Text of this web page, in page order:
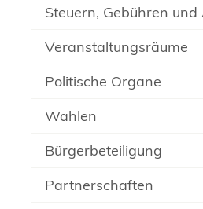
Steuern, Gebühren
Veranstaltungsräume
Politische Organe
Wahlen
Bürgerbeteiligung
Partnerschaften